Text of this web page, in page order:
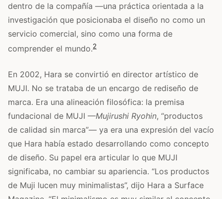
dentro de la compañía —una práctica orientada a la
investigación que posicionaba el diseño no como un
servicio comercial, sino como una forma de
comprender el mundo.2
En 2002, Hara se convirtió en director artístico de
MUJI. No se trataba de un encargo de rediseño de
marca. Era una alineación filosófica: la premisa
fundacional de MUJI —Mujirushi Ryohin, “productos
de calidad sin marca”— ya era una expresión del vacío
que Hara había estado desarrollando como concepto
de diseño. Su papel era articular lo que MUJI
significaba, no cambiar su apariencia. “Los productos
de Muji lucen muy minimalistas”, dijo Hara a Surface